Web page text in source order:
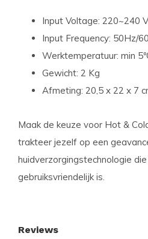
Input Voltage: 220~240 V
Input Frequency: 50Hz/
Werktemperatuur: min
Gewicht: 2 Kg
Afmeting: 20,5 x 22 x 7
Maak de keuze voor Hot &
trakteer jezelf op een
huidverzorgingstechnologie
gebruiksvriendelijk is.
Reviews